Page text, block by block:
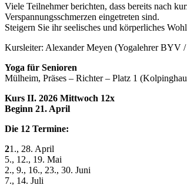
Viele Teilnehmer berichten, dass bereits nach
Verspannungsschmerzen eingetreten sind.
Steigern Sie ihr seelisches und körperliches
Kursleiter: Alexander Meyen (Yogalehrer BYV
Yoga für Senioren
Mülheim, Präses – Richter – Platz 1
Kurs II. 2026 Mittwoch 12x
Beginn 21. April
Die 12 Termine:
21., 28. April
5., 12., 19. Mai
2., 9., 16., 23., 30. Juni
7., 14. Juli